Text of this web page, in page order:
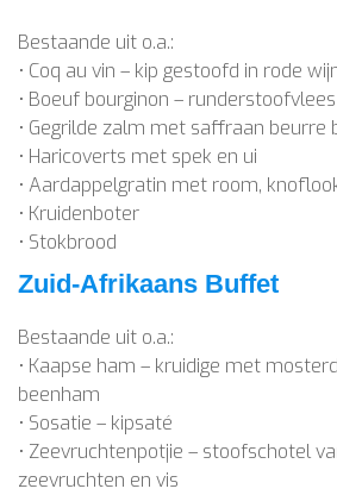
Bestaande uit o.a.:
• Coq au vin – kip gestoofd in rode
• Boeuf bourginon –
• Gegrilde zalm met saffraan beurre
• Haricoverts met spek en ui
• Aardappelgratin met room,
• Kruidenboter
• Stokbrood
Zuid-Afrikaans Buffet
Bestaande uit o.a.:
• Kaapse ham – kruidige met
beenham
• Sosatie – kipsaté
• Zeevruchtenpotjie – stoofschotel
zeevruchten en vis